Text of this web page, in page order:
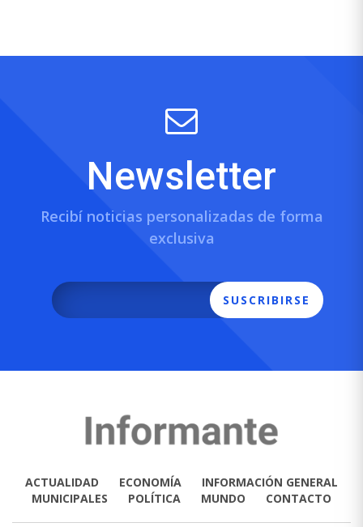
Newsletter
Recibí noticias personalizadas de forma
exclusiva
SUSCRIBIRSE
ACTUALIDAD ECONOMÍA
INFORMACIÓN GENERAL
MUNICIPALES
POLÍTICA MUNDO CONTACTO